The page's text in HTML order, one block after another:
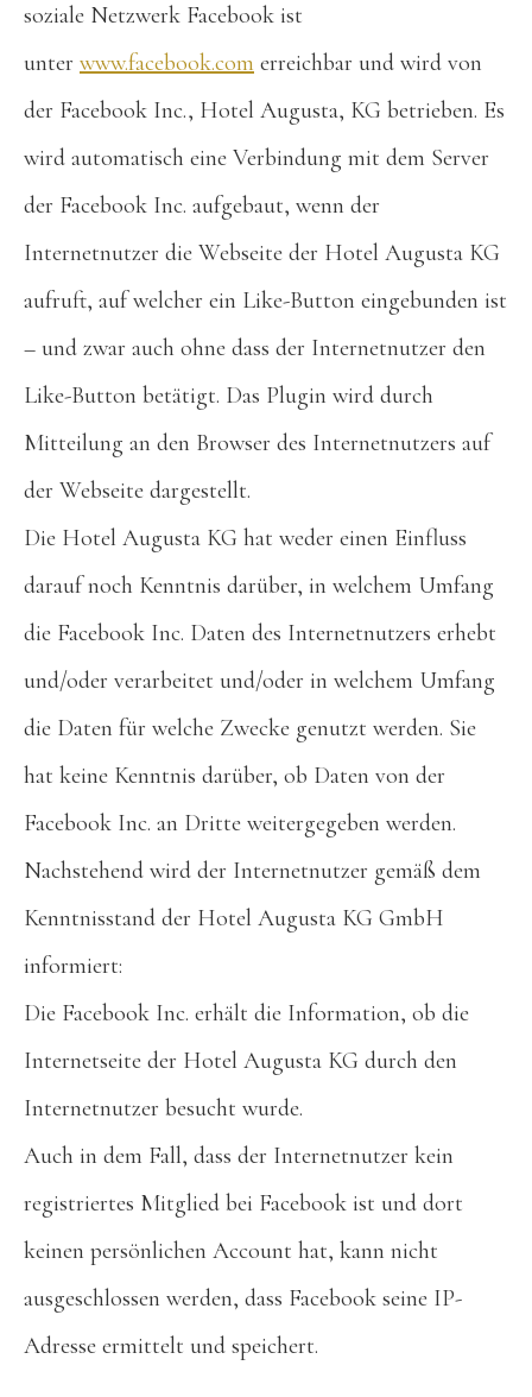
soziale Netzwerk Facebook ist
unter www.facebook.com erreichbar und wird von
der Facebook Inc., Hotel Augusta, KG betrieben. Es
wird automatisch eine Verbindung mit dem Server
der Facebook Inc. aufgebaut, wenn der
Internetnutzer die Webseite der Hotel Augusta KG
aufruft, auf welcher ein Like-Button eingebunden ist
– und zwar auch ohne dass der Internetnutzer den
Like-Button betätigt. Das Plugin wird durch
Mitteilung an den Browser des Internetnutzers auf
der Webseite dargestellt.
Die Hotel Augusta KG hat weder einen Einfluss
darauf noch Kenntnis darüber, in welchem Umfang
die Facebook Inc. Daten des Internetnutzers erhebt
und/oder verarbeitet und/oder in welchem Umfang
die Daten für welche Zwecke genutzt werden. Sie
hat keine Kenntnis darüber, ob Daten von der
Facebook Inc. an Dritte weitergegeben werden.
Nachstehend wird der Internetnutzer gemäß dem
Kenntnisstand der Hotel Augusta KG GmbH
informiert:
Die Facebook Inc. erhält die Information, ob die
Internetseite der Hotel Augusta KG durch den
Internetnutzer besucht wurde.
Auch in dem Fall, dass der Internetnutzer kein
registriertes Mitglied bei Facebook ist und dort
keinen persönlichen Account hat, kann nicht
ausgeschlossen werden, dass Facebook seine IP-
Adresse ermittelt und speichert.